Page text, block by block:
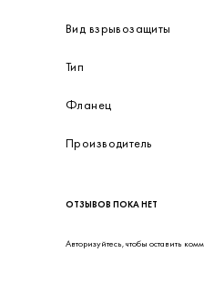
Вид взрывозащиты
Тип
Фланец
Производитель
ОТЗЫВОВ ПОКА НЕТ
Авторизуйтесь, чтобы оставить